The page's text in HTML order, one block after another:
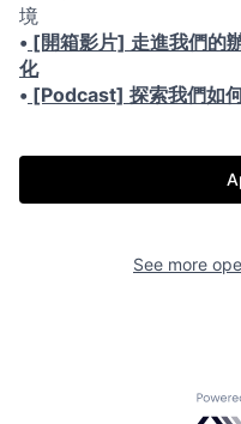
境
• [開箱影片] 走進我們的
化
• [Podcast] 探索我們如
See more